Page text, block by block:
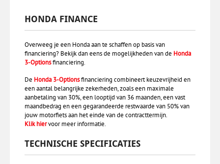
HONDA FINANCE
Overweeg je een Honda aan te schaffen op basis van
financiering? Bekijk dan eens de mogelijkheden van de Honda
3-Optionsfinanciering.
De Honda 3-Optionsfinanciering combineert keuzevrijheid en
een aantal belangrijke zekerheden, zoals een maximale
aanbetaling van 30%, een looptijd van 36 maanden, een vast
maandbedrag en een gegarandeerde restwaarde van 50% van
jouw motorfiets aan het einde van de contracttermijn.
Klik hiervoor meer informatie.
TECHNISCHE SPECIFICATIES